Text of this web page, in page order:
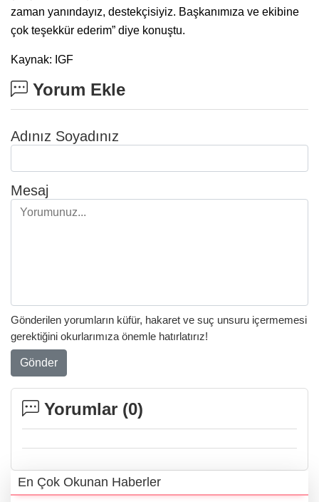
zaman yanındayız, destekçisiyiz. Başkanımıza ve ekibine
çok teşekkür ederim” diye konuştu.
Kaynak: IGF
Yorum Ekle
Adınız Soyadınız
Mesaj
Gönderilen yorumların küfür, hakaret ve suç unsuru içermemesi
gerektiğini okurlarımıza önemle hatırlatırız!
Gönder
Yorumlar (0)
En Çok Okunan Haberler